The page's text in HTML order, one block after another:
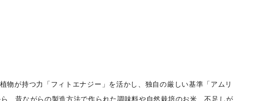
が持つ力「フィトエナジー」を活かし、独自の厳しい基準「アムリ
、昔ながらの製造方法で作られた調味料や自然栽培のお米、不足しが